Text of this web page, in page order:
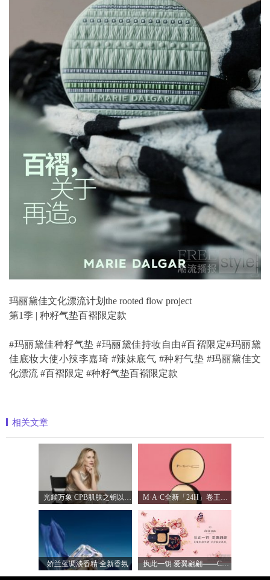
玛丽黛佳文化漂流计划the rooted flow project
第1季 | 种籽气垫百褶限定款
#玛丽黛佳种籽气垫 #玛丽黛佳持妆自由#百褶限定#玛丽黛
佳底妆大使小辣李嘉琦 #辣妹底气 #种籽气垫 #玛丽黛佳文
化漂流 #百褶限定 #种籽气垫百褶限定款
相关文章
光耀万象 CPB肌肤之钥以镜头记录妮可·基 M·A·C全新「24H」卷王金气垫中国首发 实
娇兰蓝调淡香精 全新香氛 执此一钥 爱翼翩翩——CPB肌肤之钥臻献